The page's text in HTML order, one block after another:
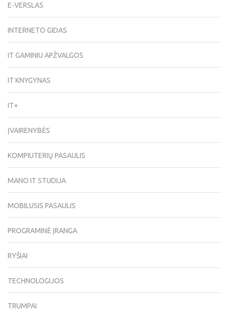
E-VERSLAS
INTERNETO GIDAS
IT GAMINIU APŽVALGOS
IT KNYGYNAS
IT+
ĮVAIRENYBĖS
KOMPIUTERIŲ PASAULIS
MANO IT STUDIJA
MOBILUSIS PASAULIS
PROGRAMINĖ ĮRANGA
RYŠIAI
TECHNOLOGIJOS
TRUMPAI